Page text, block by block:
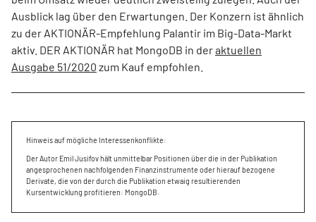
Ausblick lag über den Erwartungen. Der Konzern ist ähnlich
zu der AKTIONÄR-Empfehlung Palantir im Big-Data-Markt
aktiv. DER AKTIONÄR hat MongoDB in deraktuellen
Ausgabe 51/2020 zum Kauf empfohlen.
Hinweis auf mögliche Interessenkonflikte:
Der Autor Emil Jusifov hält unmittelbar Positionen über die in der Publikation
angesprochenen nachfolgenden Finanzinstrumente oder hierauf bezogene
Derivate, die von der durch die Publikation etwaig resultierenden
Kursentwicklung profitieren: MongoDB.